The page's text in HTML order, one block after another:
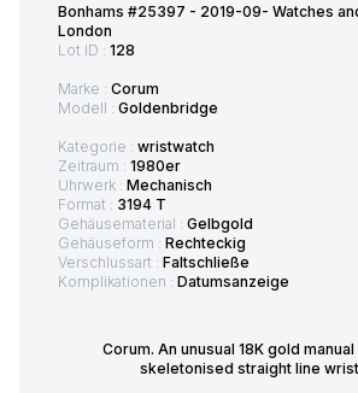
Bonhams #25397 - 2019-09- Watches
London
Lot ID : 128
Marke : Corum
Modell : Goldenbridge
Kategorie : wristwatch
Zeitraum : 1980er
Uhrwerk : Mechanisch
Format : 3194 T
Gehäusematerial : Gelbgold
Gehäuseform : Rechteckig
Verschlussart : Faltschließe
Komplikationen : Datumsanzeige
Corum. An unusual 18K gold
skeletonised straight line